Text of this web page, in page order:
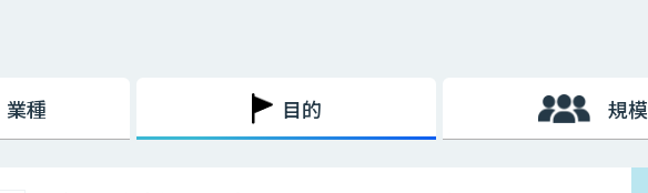
業種 目的 規模